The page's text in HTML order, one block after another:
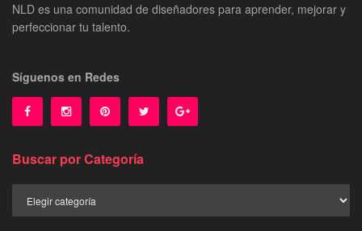
NLD es una comunidad de diseñadores para aprender, mejorar y
perfeccionar tu talento.
Síguenos en Redes
Buscar por Categoría
por